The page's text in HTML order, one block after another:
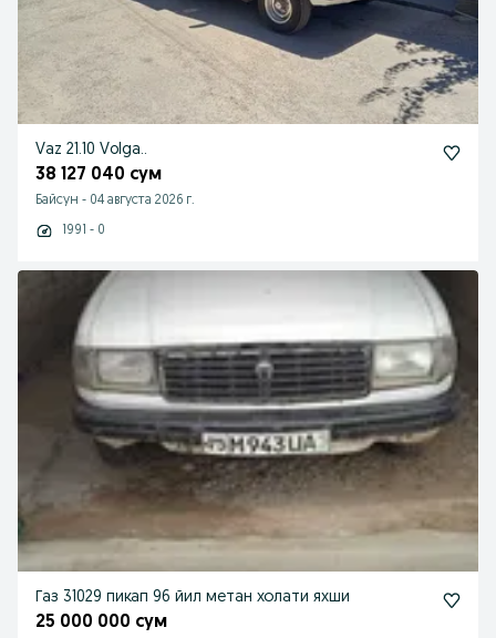
Vaz 21.10 Volga..
38 127 040 сум
Байсун - 04 августа 2026 г.
1991 - 0
Газ 31029 пикап 96 йил метан холати яхши
25 000 000 сум